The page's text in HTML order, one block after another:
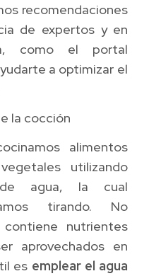
recomendaciones
de expertos y en
como el portal
a optimizar el
la cocción
alimentos
utilizando
de agua, la cual
tirando. No
nutrientes
aprovechados en
es emplear el agua